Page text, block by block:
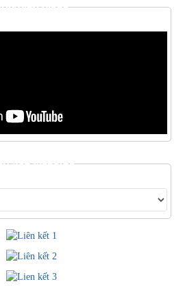
VIỆN VIDEO
KẾT WEBSITE